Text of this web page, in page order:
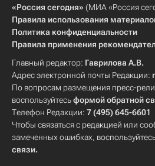
«Россия сегодня» (МИА «Россия
Правила использования
Политика конфиденциальности
Правила применения
Главный редактор: Гаврилова А.В.
Адрес электронной почты Редакции:
По вопросам размещения пресс-
воспользуйтесьформой обратной
Телефон Редакции: 7 (495) 645-6601
Чтобы связаться с редакцией или
замеченных ошибках,
связи.